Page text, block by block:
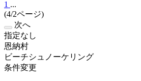
1 ...
(4/2ページ)
次へ
指定なし
恩納村
ビーチシュノーケリング
条件変更